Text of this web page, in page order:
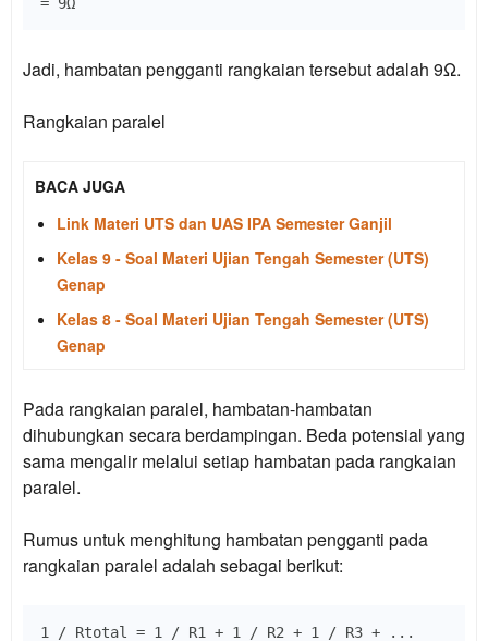
Jadi, hambatan pengganti rangkaian tersebut adalah 9Ω.
Rangkaian paralel
BACA JUGA
Link Materi UTS dan UAS IPA Semester Ganjil
Kelas 9 - Soal Materi Ujian Tengah Semester (UTS)
Genap
Kelas 8 - Soal Materi Ujian Tengah Semester (UTS)
Genap
Pada rangkaian paralel, hambatan-hambatan
dihubungkan secara berdampingan. Beda potensial yang
sama mengalir melalui setiap hambatan pada rangkaian
paralel.
Rumus untuk menghitung hambatan pengganti pada
rangkaian paralel adalah sebagai berikut: